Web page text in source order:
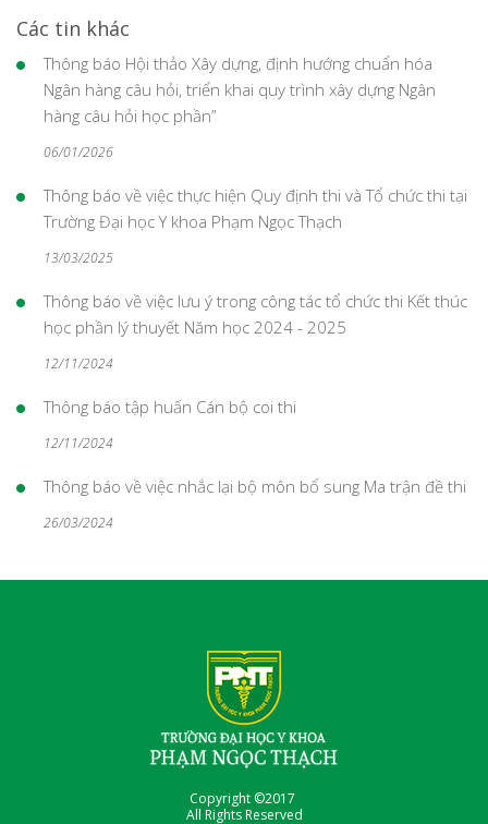
Các tin khác
Thông báo Hội thảo Xây dựng, định hướng chuẩn hóa
Ngân hàng câu hỏi, triển khai quy trình xây dựng Ngân
hàng câu hỏi học phần”
06/01/2026
Thông báo về việc thực hiện Quy định thi và Tổ chức thi tại
Trường Đại học Y khoa Phạm Ngọc Thạch
13/03/2025
Thông báo về việc lưu ý trong công tác tổ chức thi Kết thúc
học phần lý thuyết Năm học 2024 - 2025
12/11/2024
Thông báo tập huấn Cán bộ coi thi
12/11/2024
Thông báo về việc nhắc lại bộ môn bổ sung Ma trận đề thi
26/03/2024
Copyright ©2017
All Rights Reserved